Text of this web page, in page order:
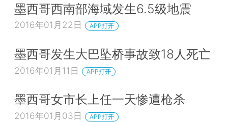
墨西哥西南部海域发生6.5级地震
2016年01月22日 APP打开
墨西哥发生大巴坠桥事故致18人死亡
2016年01月11日 APP打开
墨西哥女市长上任一天惨遭枪杀
2016年01月03日 APP打开